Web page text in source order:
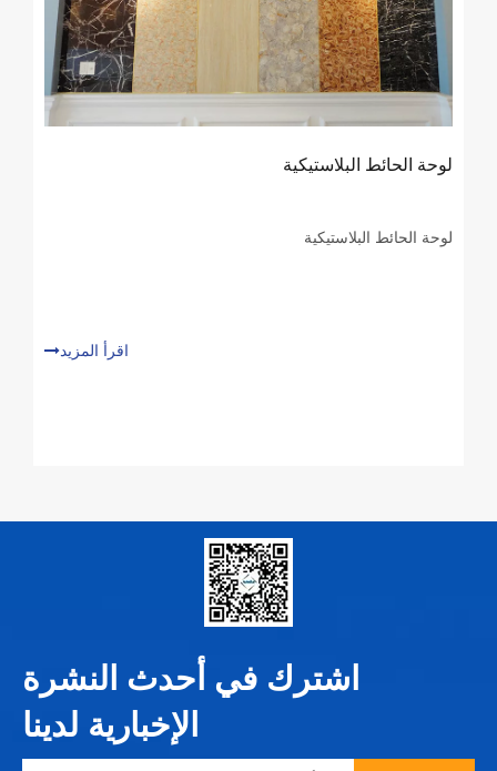
لوحة الحائط البلاستيكية
لوحة الحائط البلاستيكية
اقرأ المزيد
اشترك في أحدث النشرة
الإخبارية لدينا